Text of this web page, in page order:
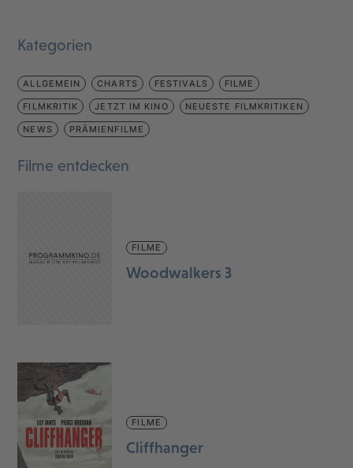
Kategorien
ALLGEMEIN CHARTS FESTIVALS FILME
FILMKRITIK JETZT IM KINO NEUESTE FILMKRITIKEN
NEWS PRÄMIENFILME
Filme entdecken
FILME
Woodwalkers 3
FILME
Cliffhanger